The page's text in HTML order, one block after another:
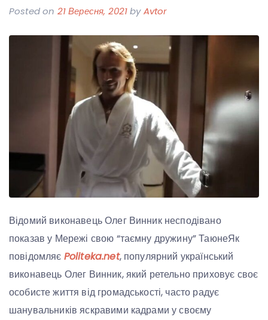
Posted on 21 Вересня, 2021byAvtor
Відомий виконавець Олег Винник несподівано
показав у Мережі свою “таємну дружину” ТаюнеЯк
повідомляє Politeka.net, популярний український
виконавець Олег Винник, який ретельно приховує своє
особисте життя від громадськості, часто радує
шанувальників яскравими кадрами у своєму